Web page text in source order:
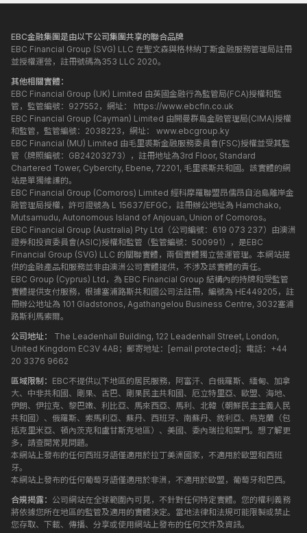
EBC金融集團是由以下公司集團共享的聯合品牌
EBC Financial Group (SVG) LLC 在聖文森與格林納丁斯金融服務管理局註冊
並授權運營，註冊號碼為353 LLC 2020。
其他相關實體：
EBC Financial Group (UK) Limited 由英國金融行為監管局(FCA)授權和監
管，監管編號：927552，網址： https://www.ebcfin.co.uk
EBC Financial Group (Cayman) Limited 由開曼群島金融管理局(CIMA)授權
和監管，監管編號：2038223，網址： www.ebcgroup.ky
EBC Financial (MU) Limited 由毛里裘斯金融服務委員會(FSC)授權並受其監
管（牌照編號：GB24203273），註冊地址為3rd Floor, Standard
Chartered Tower, Cybercity, Ebene, 72201, 毛里裘斯共和國。該實體的網
站是單獨維護的。
EBC Financial Group (Comoros) Limited 經科摩羅聯盟昂儒昂自治島離岸金
融管理局授權，許可證號為 L 15637/EFGC，註冊辦公地址為 Hamchako,
Mutsamudu, Autonomous Island of Anjouan, Union of Comoros。
EBC Financial Group (Australia) Pty Ltd（公司編號：619 073 237）由澳洲
證券和投資委員會(ASIC)授權和監管（監管編號：500991），是EBC
Financial Group (SVG) LLC 的關聯實體，兩個實體獨立營運管理。本網站提
供的金融產品和服務並非由澳洲公司實體提供，不涉及該實體的責任。
EBC Group (Cyprus) Ltd，為 EBC Financial Group 結構內的持牌和受監管
實體提供支付服務，根據塞浦路斯共和國公司法註冊，編號為 HE449205，註
冊辦公地址為 101 Gladstonos, Agathangelou Business Centre, 3032塞浦
路斯利馬索爾。
公司地址： The Leadenhall Building, 122 Leadenhall Street, London,
United Kingdom EC3V 4AB；郵寄地址：
[email protected] ；電話：+44
20 3376 9662
區域限制： EBC不提供以下地區的居民服務，阿富汗、白俄羅斯、緬甸、加拿
大、中非共和國、剛果、古巴、剛果民主共和國、厄立特里亞、歐盟、海地、
伊朗、伊拉克、黎巴嫩、利比亞、馬來西亞、馬利、北韓（朝鮮民主主義人民
共和國）、俄羅斯、索馬利亞、蘇丹、西班牙、南蘇丹、敘利亞、烏克蘭（包
括克里米亞、頓內茨克和盧甘斯克地區）、美國、委內瑞拉和葉門。想了解更
多，請查閱常見問題。
本網站上發布的任何西班牙語僅適用於拉丁美洲國家，不適用於歐盟和西班
牙。
本網站上發布的任何葡萄牙語僅適用於非洲，不適用於歐盟，葡萄牙和巴西。
合規揭露： 公司網站在全球範圍內可見，不針對任何特定實體。您的權利義務
將依據您所在地區的監管及適用的實體決定。當地法律和法規可能限製或禁止
您存取、下載、傳播、分享或使用網站上發布的任何文件及資訊。